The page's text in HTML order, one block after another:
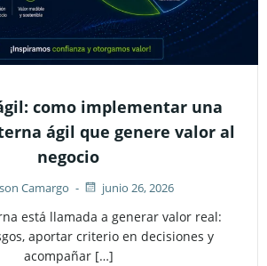
como implementar una
ágil que genere valor al
negocio
Camargo - junio 26, 2026
está llamada a generar valor real:
aportar criterio en decisiones y
acompañar […]